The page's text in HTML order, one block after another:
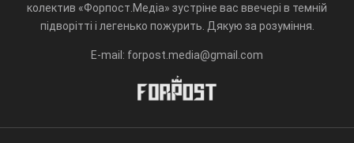
колектив «Форпост.Медіа» зустріне вас ввечері в темній
підворітті і легенько пожурить. Дякую за розуміння.
E-mail: forpost.media@gmail.com